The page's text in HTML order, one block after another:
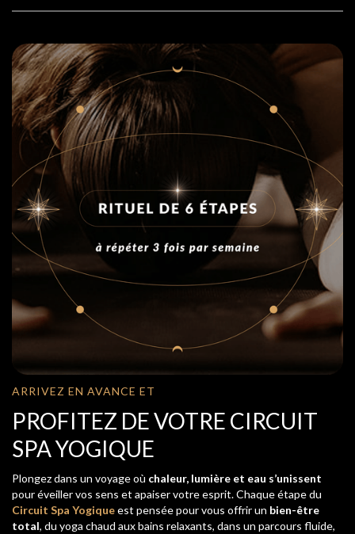
ARRIVEZ EN AVANCE ET
PROFITEZ DE VOTRE CIRCUIT
SPA YOGIQUE
Plongez dans un voyage où chaleur, lumière et eau s’unissent
pour éveiller vos sens et apaiser votre esprit. Chaque étape du
Circuit Spa Yogiqueest pensée pour vous offrir un bien-être
total, du yoga chaud aux bains relaxants, dans un parcours fluide,